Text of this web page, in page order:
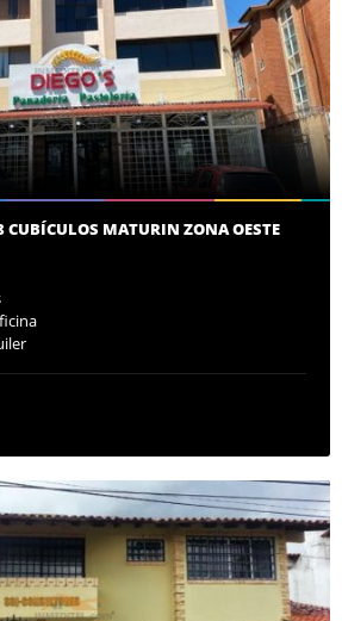
MATURIN ZONA OESTE